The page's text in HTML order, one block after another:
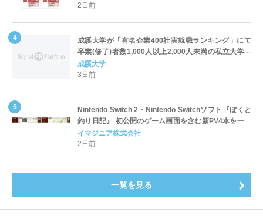
2日前
成蹊大学が「有名企業400社実就職ランキング」にて
卒業(修了)者数1,000人以上2,000人未満の私立大学で
全国第1位を獲得！～実就職率は26.5%（前年比＋
4.3pt）に伸長、東京の私立大学でも10位にランクイン
成蹊大学
3日前
Nintendo Switch 2・Nintendo Switchソフト『ぼくと
釣り日記』 初公開のゲーム画面を含む新PV4本を一挙
公開！
イマジニア株式会社
2日前
一覧を見る